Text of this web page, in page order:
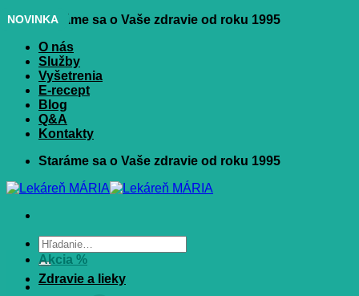
Skip
content
Staráme sa o Vaše zdravie od roku 1995
O nás
Služby
Vyšetrenia
E-recept
Blog
Q&A
Kontakty
Staráme sa o Vaše zdravie od roku 1995
Hľadať:
Akcia %
Zdravie a lieky
NOVINKA